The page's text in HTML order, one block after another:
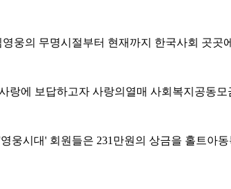
웅의 무명시절부터 현재까지 한국사회 곳곳
랑에 보답하고자 사랑의열매 사회복지공동
웅시대' 회원들은 231만원의 상금을 홀트아